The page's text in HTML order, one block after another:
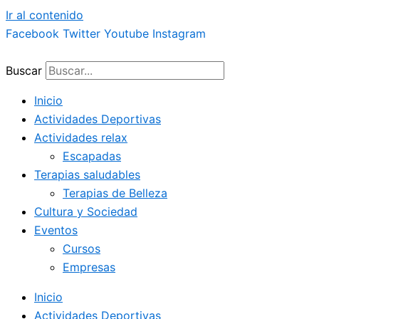
Ir al contenido
Facebook Twitter Youtube Instagram
Buscar
Inicio
Actividades Deportivas
Actividades relax
Escapadas
Terapias saludables
Terapias de Belleza
Cultura y Sociedad
Eventos
Cursos
Empresas
Inicio
Actividades Deportivas